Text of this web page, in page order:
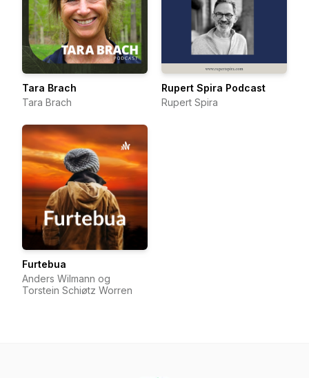
Tara Brach
Tara Brach
Rupert Spira Podcast
Rupert Spira
Furtebua
Anders Wilmann og
Torstein Schiøtz Worren